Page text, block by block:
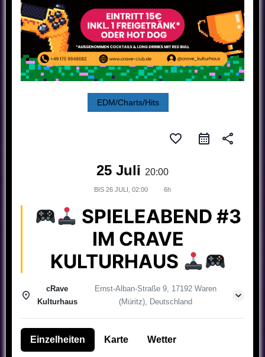
EDM/Charts/Hits
favorite_border share
25 Juli 20:00
BIS 26 JULI, 02:00 6h
SPIELEABEND #3
IM CRAVE
KULTURHAUS
cRave
Kulturhaus
Ernst-Alban-Straße 9, 17192 Waren
(Müritz), Deutschland
Einzelheiten Karte Wetter